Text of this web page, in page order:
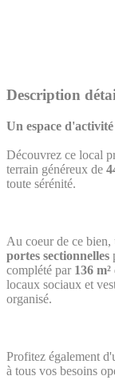
Description
Un espace
Découvrez ce local
terrain généreux de
toute sérénité.
Au coeur de ce bien,
portes sectionnelles
complété par 136 m²
locaux sociaux et
organisé.
Profitez également
à tous vos besoins